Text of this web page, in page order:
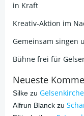
in Kraft
Kreativ-Aktion im
Gemeinsam singen
Bühne frei für
Neueste
Silke zu
Alfrun Blanck zu